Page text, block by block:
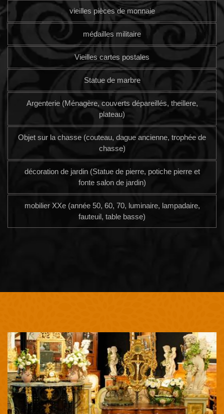
vieilles pièces de monnaie
médailles militaire
Vieilles cartes postales
Statue de marbre
Argenterie (Ménagère, couverts dépareillés, theillere,
plateau)
Objet sur la chasse (couteau, dague ancienne, trophée de
chasse)
décoration de jardin (Statue de pierre, potiche pierre et
fonte salon de jardin)
mobilier XXe (année 50, 60, 70, luminaire, lampadaire,
fauteuil, table basse)